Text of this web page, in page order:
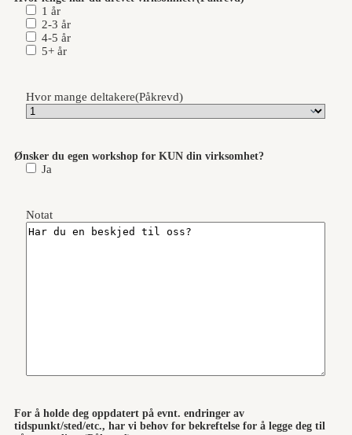
1 år
2-3 år
4-5 år
5+ år
Hvor mange deltakere(Påkrevd)
Ønsker du egen workshop for KUN din virksomhet?
Ja
Notat
For å holde deg oppdatert på evnt. endringer av
tidspunkt/sted/etc., har vi behov for bekreftelse for å legge deg til